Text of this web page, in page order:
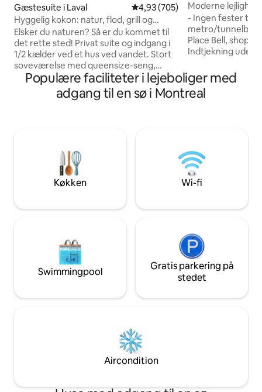
Gæstesuite i Laval 4,93 ud af 5 i gennemsnitlig
4,93 (705)
Hyggelig kokon: natur, flod, grill og
parkering
Elsker du naturen? Så er du kommet til
det rette sted! Privat suite og indgang i
1/2 kælder ved et hus ved vandet. Stort
soveværelse med queensize-seng,
hyggelig stue og tekøkken kun til lette
måltider. Overdækket terrasse til
rygning og grill, parkering ved døren.
Terrebonne med restos , pub , café 8
minutter i bil. Bus ved døren hver time -
til Montreal.
s
Moderne lejlighed
Gratis parkering
- Ingen fester
metro/
Place Bell,
Indtjekning uden
tommer 4K
Youtube... -
stol - Fuldt
Aircondition og
filter - Stille
dagligvarer, bus,
Populære faciliteter i lejeboliger med
adgang til en sø i Montreal
Køkken Wi-fi
Swimmingpool
Gratis parkering på
stedet
Aircondition